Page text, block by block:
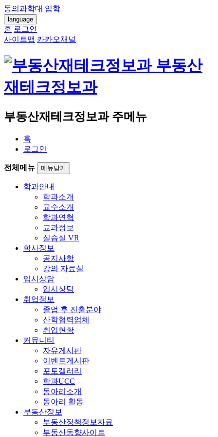
동의과학대 입학
language
홈 로그인
사이트맵 카카오채널
부동산
재테크정보과
부동산재테크정보과 주메뉴
홈
로그인
전체메뉴 메뉴닫기
학과안내
학과소개
교수소개
학과연혁
교과정보
실습실 VR
학사정보
공지사항
강의 자료실
입시상담
입시상담
취업정보
졸업 후 진출분야
산학협력업체
취업현황
커뮤니티
자유게시판
이벤트게시판
포토갤러리
학과UCC
동아리소개
동아리 활동
부동산정보
부동산정책정보자료
부동산동향사이트